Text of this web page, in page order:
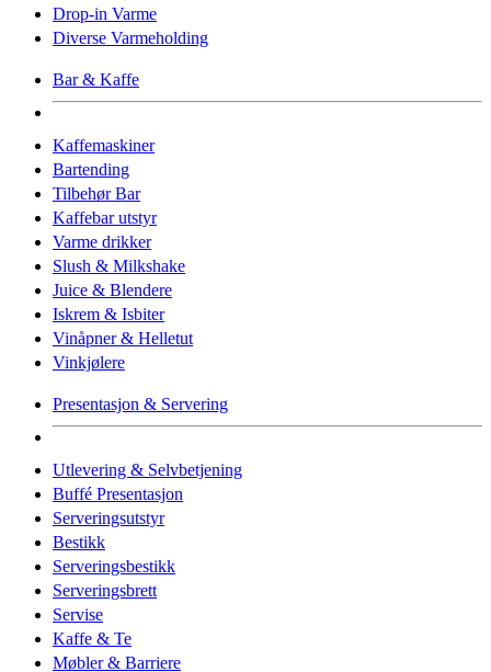
Drop-in Varme
Diverse Varmeholding
Bar & Kaffe
Kaffemaskiner
Bartending
Tilbehør Bar
Kaffebar utstyr
Varme drikker
Slush & Milkshake
Juice & Blendere
Iskrem & Isbiter
Vinåpner & Helletut
Vinkjølere
Presentasjon & Servering
Utlevering & Selvbetjening
Buffé Presentasjon
Serveringsutstyr
Bestikk
Serveringsbestikk
Serveringsbrett
Servise
Kaffe & Te
Møbler & Barriere